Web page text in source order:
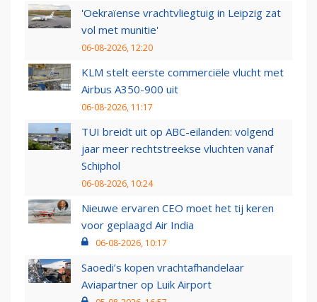
'Oekraïense vrachtvliegtuig in Leipzig zat
vol met munitie'
06-08-2026, 12:20
KLM stelt eerste commerciële vlucht met
Airbus A350-900 uit
06-08-2026, 11:17
TUI breidt uit op ABC-eilanden: volgend
jaar meer rechtstreekse vluchten vanaf
Schiphol
06-08-2026, 10:24
Nieuwe ervaren CEO moet het tij keren
voor geplaagd Air India
06-08-2026, 10:17
Saoedi’s kopen vrachtafhandelaar
Aviapartner op Luik Airport